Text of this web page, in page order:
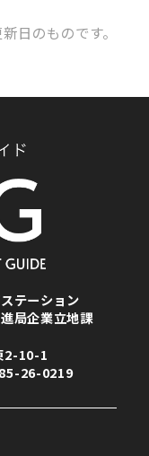
日のものです。
テーション
局企業立地課
2-10-1
26-0219